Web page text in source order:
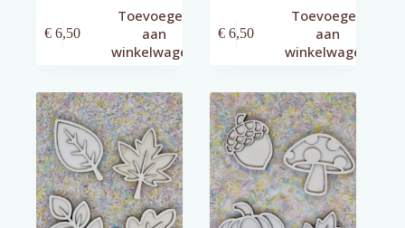
€ 6,50
Toevoegen
aan
winkelwagen
€ 6,50
Toevoegen
aan
winkelwagen